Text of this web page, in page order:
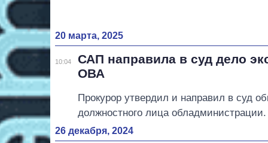
20 марта, 2025
10:04
САП направила в суд дело
ОВА
Прокурор утвердил и направил в суд
должностного лица обладминистрации.
26 декабря, 2024